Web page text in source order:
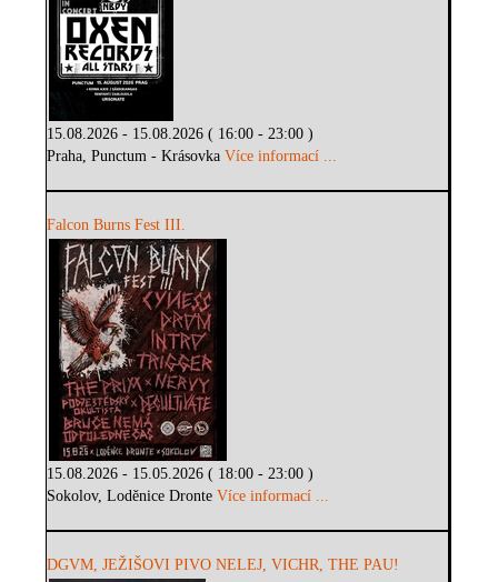
15.08.2026 - 15.08.2026 ( 16:00 - 23:00 )
Praha, Punctum - KrásovkaVíce informací ...
Falcon Burns Fest III.
15.08.2026 - 15.05.2026 ( 18:00 - 23:00 )
Sokolov, Loděnice DronteVíce informací ...
DGVM, JEŽIŠOVI PIVO NELEJ, VICHR, THE PAU!